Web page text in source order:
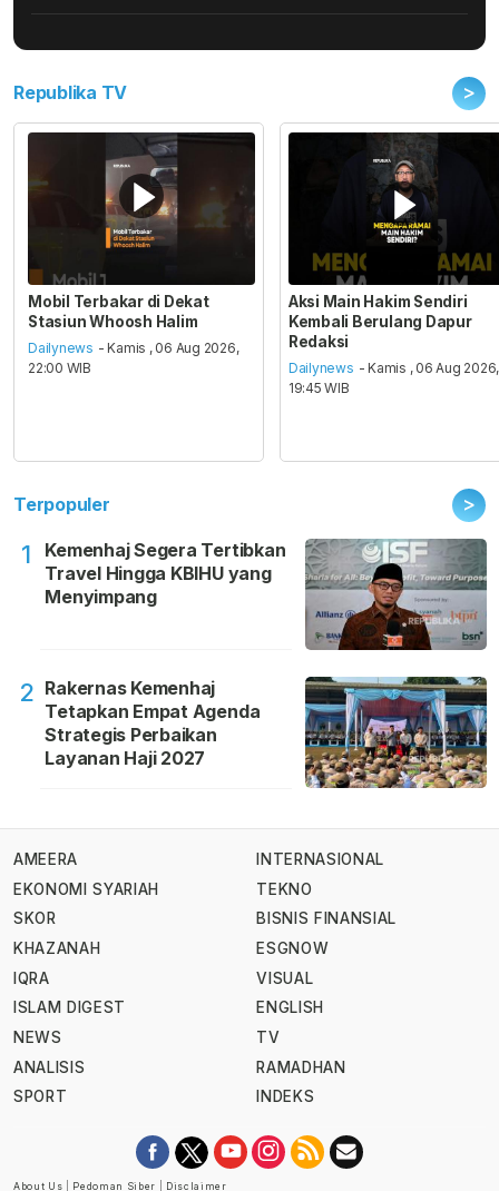
Republika TV >
Mobil Terbakar di Dekat
Stasiun Whoosh Halim
Dailynews - Kamis , 06 Aug 2026,
22:00 WIB
Aksi Main Hakim Sendiri
Kembali Berulang Dapur
Redaksi
Dailynews - Kamis , 06 Aug 2026,
19:45 WIB
Terpopuler >
1
Kemenhaj Segera Tertibkan
Travel Hingga KBIHU yang
Menyimpang
2 Rakernas Kemenhaj
Tetapkan Empat Agenda
Strategis Perbaikan
Layanan Haji 2027
AMEERA
EKONOMI SYARIAH
SKOR
KHAZANAH
IQRA
ISLAM DIGEST
NEWS
ANALISIS
SPORT
INTERNASIONAL
TEKNO
BISNIS FINANSIAL
ESGNOW
VISUAL
ENGLISH
TV
RAMADHAN
INDEKS
About Us Pedoman Siber Disclaimer